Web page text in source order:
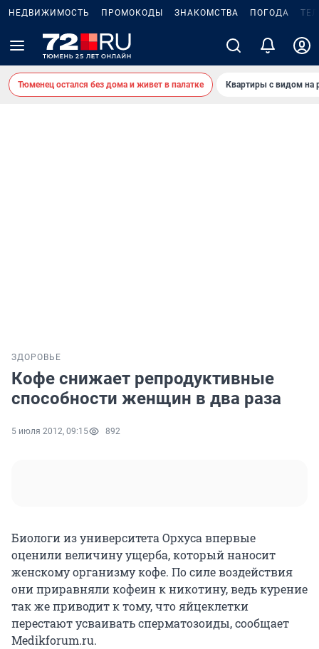
НЕДВИЖИМОСТЬ ПРОМОКОДЫ ЗНАКОМСТВА ПОГОДА
Тюменец остался без дома и живет в палатке Квартиры с видом на
ЗДОРОВЬЕ
Кофе снижает репродуктивные
способности женщин в два раза
5 июля 2012, 09:15 892
Биологи из университета Орхуса впервые
оценили величину ущерба, который наносит
женскому организму кофе. По силе воздействия
они приравняли кофеин к никотину, ведь курение
так же приводит к тому, что яйцеклетки
перестают усваивать сперматозоиды, сообщает
Medikforum.ru.